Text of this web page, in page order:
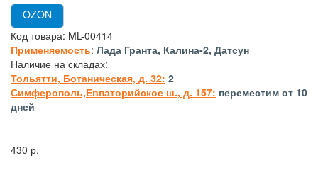
OZON
Код товара: ML-00414
Применяемость: Лада Гранта, Калина-2, Датсун
Наличие на складах:
Тольятти, Ботаническая, д. 32: 2
Симферополь,Евпаторийское ш., д. 157: переместим от 10
дней
430 р.